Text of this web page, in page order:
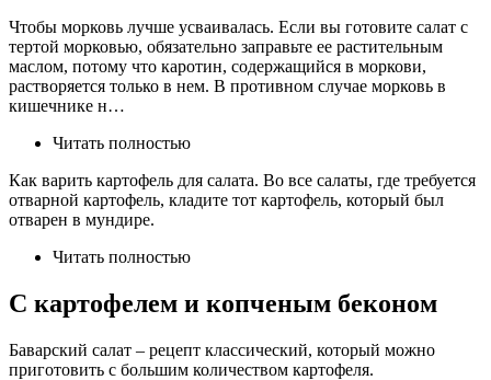
Чтобы морковь лучше усваивалась. Если вы готовите салат с
тертой морковью, обязательно заправьте ее растительным
маслом, потому что каротин, содержащийся в моркови,
растворяется только в нем. В противном случае морковь в
кишечнике н…
Читать полностью
Как варить картофель для салата. Во все салаты, где требуется
отварной картофель, кладите тот картофель, который был
отварен в мундире.
Читать полностью
С картофелем и копченым беконом
Баварский салат – рецепт классический, который можно
приготовить с большим количеством картофеля.